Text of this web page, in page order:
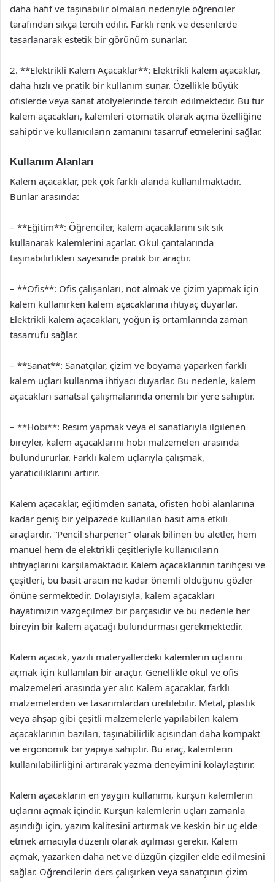
daha hafif ve taşınabilir olmaları nedeniyle öğrenciler
tarafından sıkça tercih edilir. Farklı renk ve desenlerde
tasarlanarak estetik bir görünüm sunarlar.
2. **Elektrikli Kalem Açacaklar**: Elektrikli kalem açacaklar,
daha hızlı ve pratik bir kullanım sunar. Özellikle büyük
ofislerde veya sanat atölyelerinde tercih edilmektedir. Bu tür
kalem açacakları, kalemleri otomatik olarak açma özelliğine
sahiptir ve kullanıcıların zamanını tasarruf etmelerini sağlar.
Kullanım Alanları
Kalem açacaklar, pek çok farklı alanda kullanılmaktadır.
Bunlar arasında:
– **Eğitim**: Öğrenciler, kalem açacaklarını sık sık
kullanarak kalemlerini açarlar. Okul çantalarında
taşınabilirlikleri sayesinde pratik bir araçtır.
– **Ofis**: Ofis çalışanları, not almak ve çizim yapmak için
kalem kullanırken kalem açacaklarına ihtiyaç duyarlar.
Elektrikli kalem açacakları, yoğun iş ortamlarında zaman
tasarrufu sağlar.
– **Sanat**: Sanatçılar, çizim ve boyama yaparken farklı
kalem uçları kullanma ihtiyacı duyarlar. Bu nedenle, kalem
açacakları sanatsal çalışmalarında önemli bir yere sahiptir.
– **Hobi**: Resim yapmak veya el sanatlarıyla ilgilenen
bireyler, kalem açacaklarını hobi malzemeleri arasında
bulundururlar. Farklı kalem uçlarıyla çalışmak,
yaratıcılıklarını artırır.
Kalem açacaklar, eğitimden sanata, ofisten hobi alanlarına
kadar geniş bir yelpazede kullanılan basit ama etkili
araçlardır. “Pencil sharpener” olarak bilinen bu aletler, hem
manuel hem de elektrikli çeşitleriyle kullanıcıların
ihtiyaçlarını karşılamaktadır. Kalem açacaklarının tarihçesi ve
çeşitleri, bu basit aracın ne kadar önemli olduğunu gözler
önüne sermektedir. Dolayısıyla, kalem açacakları
hayatımızın vazgeçilmez bir parçasıdır ve bu nedenle her
bireyin bir kalem açacağı bulundurması gerekmektedir.
Kalem açacak, yazılı materyallerdeki kalemlerin uçlarını
açmak için kullanılan bir araçtır. Genellikle okul ve ofis
malzemeleri arasında yer alır. Kalem açacaklar, farklı
malzemelerden ve tasarımlardan üretilebilir. Metal, plastik
veya ahşap gibi çeşitli malzemelerle yapılabilen kalem
açacaklarının bazıları, taşınabilirlik açısından daha kompakt
ve ergonomik bir yapıya sahiptir. Bu araç, kalemlerin
kullanılabilirliğini artırarak yazma deneyimini kolaylaştırır.
Kalem açacakların en yaygın kullanımı, kurşun kalemlerin
uçlarını açmak içindir. Kurşun kalemlerin uçları zamanla
aşındığı için, yazım kalitesini artırmak ve keskin bir uç elde
etmek amacıyla düzenli olarak açılması gerekir. Kalem
açmak, yazarken daha net ve düzgün çizgiler elde edilmesini
sağlar. Öğrencilerin ders çalışırken veya sanatçının çizim